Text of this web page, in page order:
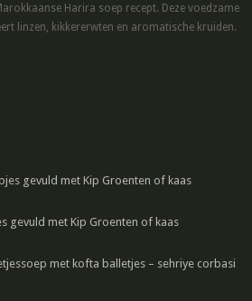
Harira soep recept. Deze voedzame
linzen, kikkererwten en aromatische kruiden.
gevuld met Kip Groenten of kaas
gevuld met Kip Groenten of kaas
met kofta balletjes – sehriye corbasi